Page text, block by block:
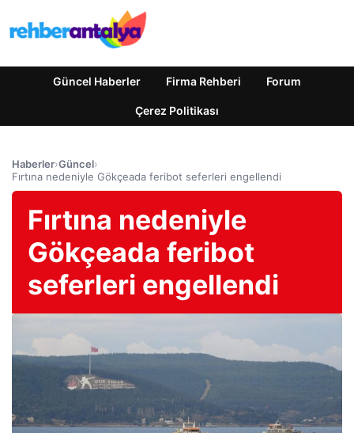
Güncel Haberler Firma Rehberi Forum
Çerez Politikası
Haberler›Güncel›
Fırtına nedeniyle Gökçeada feribot seferleri engellendi
Fırtına nedeniyle
Gökçeada feribot
seferleri engellendi